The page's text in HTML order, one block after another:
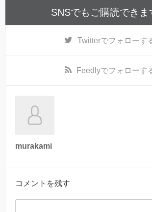
SNSでもご購読できま
Twitterでフォローす
Feedlyでフォローす
murakami
コメントを残す